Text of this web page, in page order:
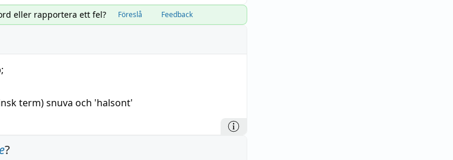
eller rapportera ett fel? Föreslå Feedback
term)snuva och 'halsont'
?